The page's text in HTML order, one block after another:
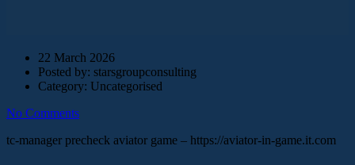
22 March 2026
Posted by: starsgroupconsulting
Category: Uncategorised
No Comments
tc-manager precheck aviator game – https://aviator-in-game.it.com